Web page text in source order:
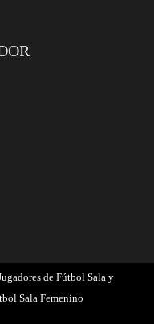
de Fútbol Sala y
Sala Femenino